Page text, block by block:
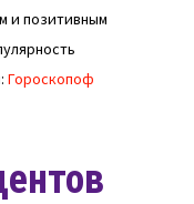
и позитивным
Гороскопоф